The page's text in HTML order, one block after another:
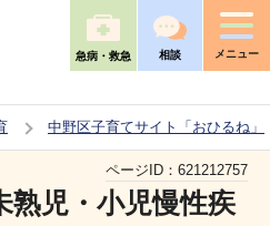
急病・救急 相談 メニュー
中野区子育てサイト「おひるね」
熟児・小児慢性疾
ページID： 621212757